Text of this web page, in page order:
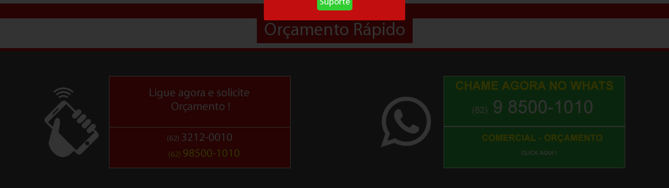
Suporte
Orçamento Rápido